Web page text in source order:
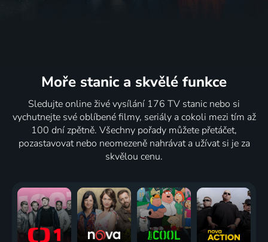
Moře stanic a skvělé funkce
Sledujte online živé vysílání 176 TV stanic nebo si
vychutnejte své oblíbené filmy, seriály a cokoli mezi tím až
100 dní zpětně. Všechny pořady můžete přetáčet,
pozastavovat nebo neomezeně nahrávat a užívat si je za
skvělou cenu.